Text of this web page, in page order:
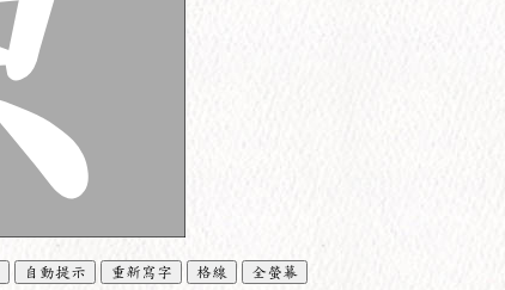
自動提示 重新寫字 格線 全螢幕